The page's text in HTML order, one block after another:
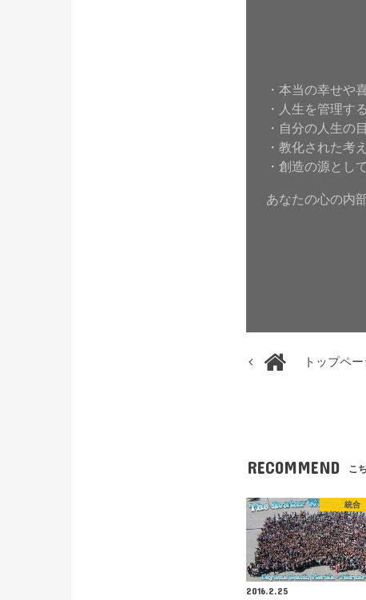
・本当の幸せや
・人生を管理す
・自分の人生の
・教化された考
・創造の源とし
あなたの心の内
トップペ
RECOMMEND こ
統合
2016.2.25